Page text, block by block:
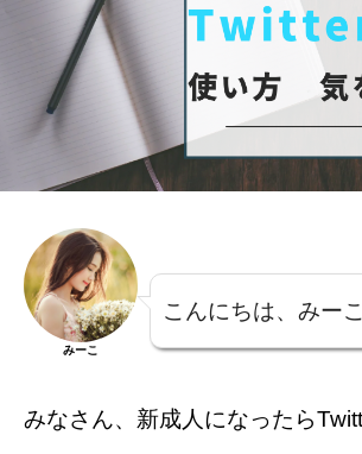
みーこ
こんにちは、みー
みなさん、新成人になったら